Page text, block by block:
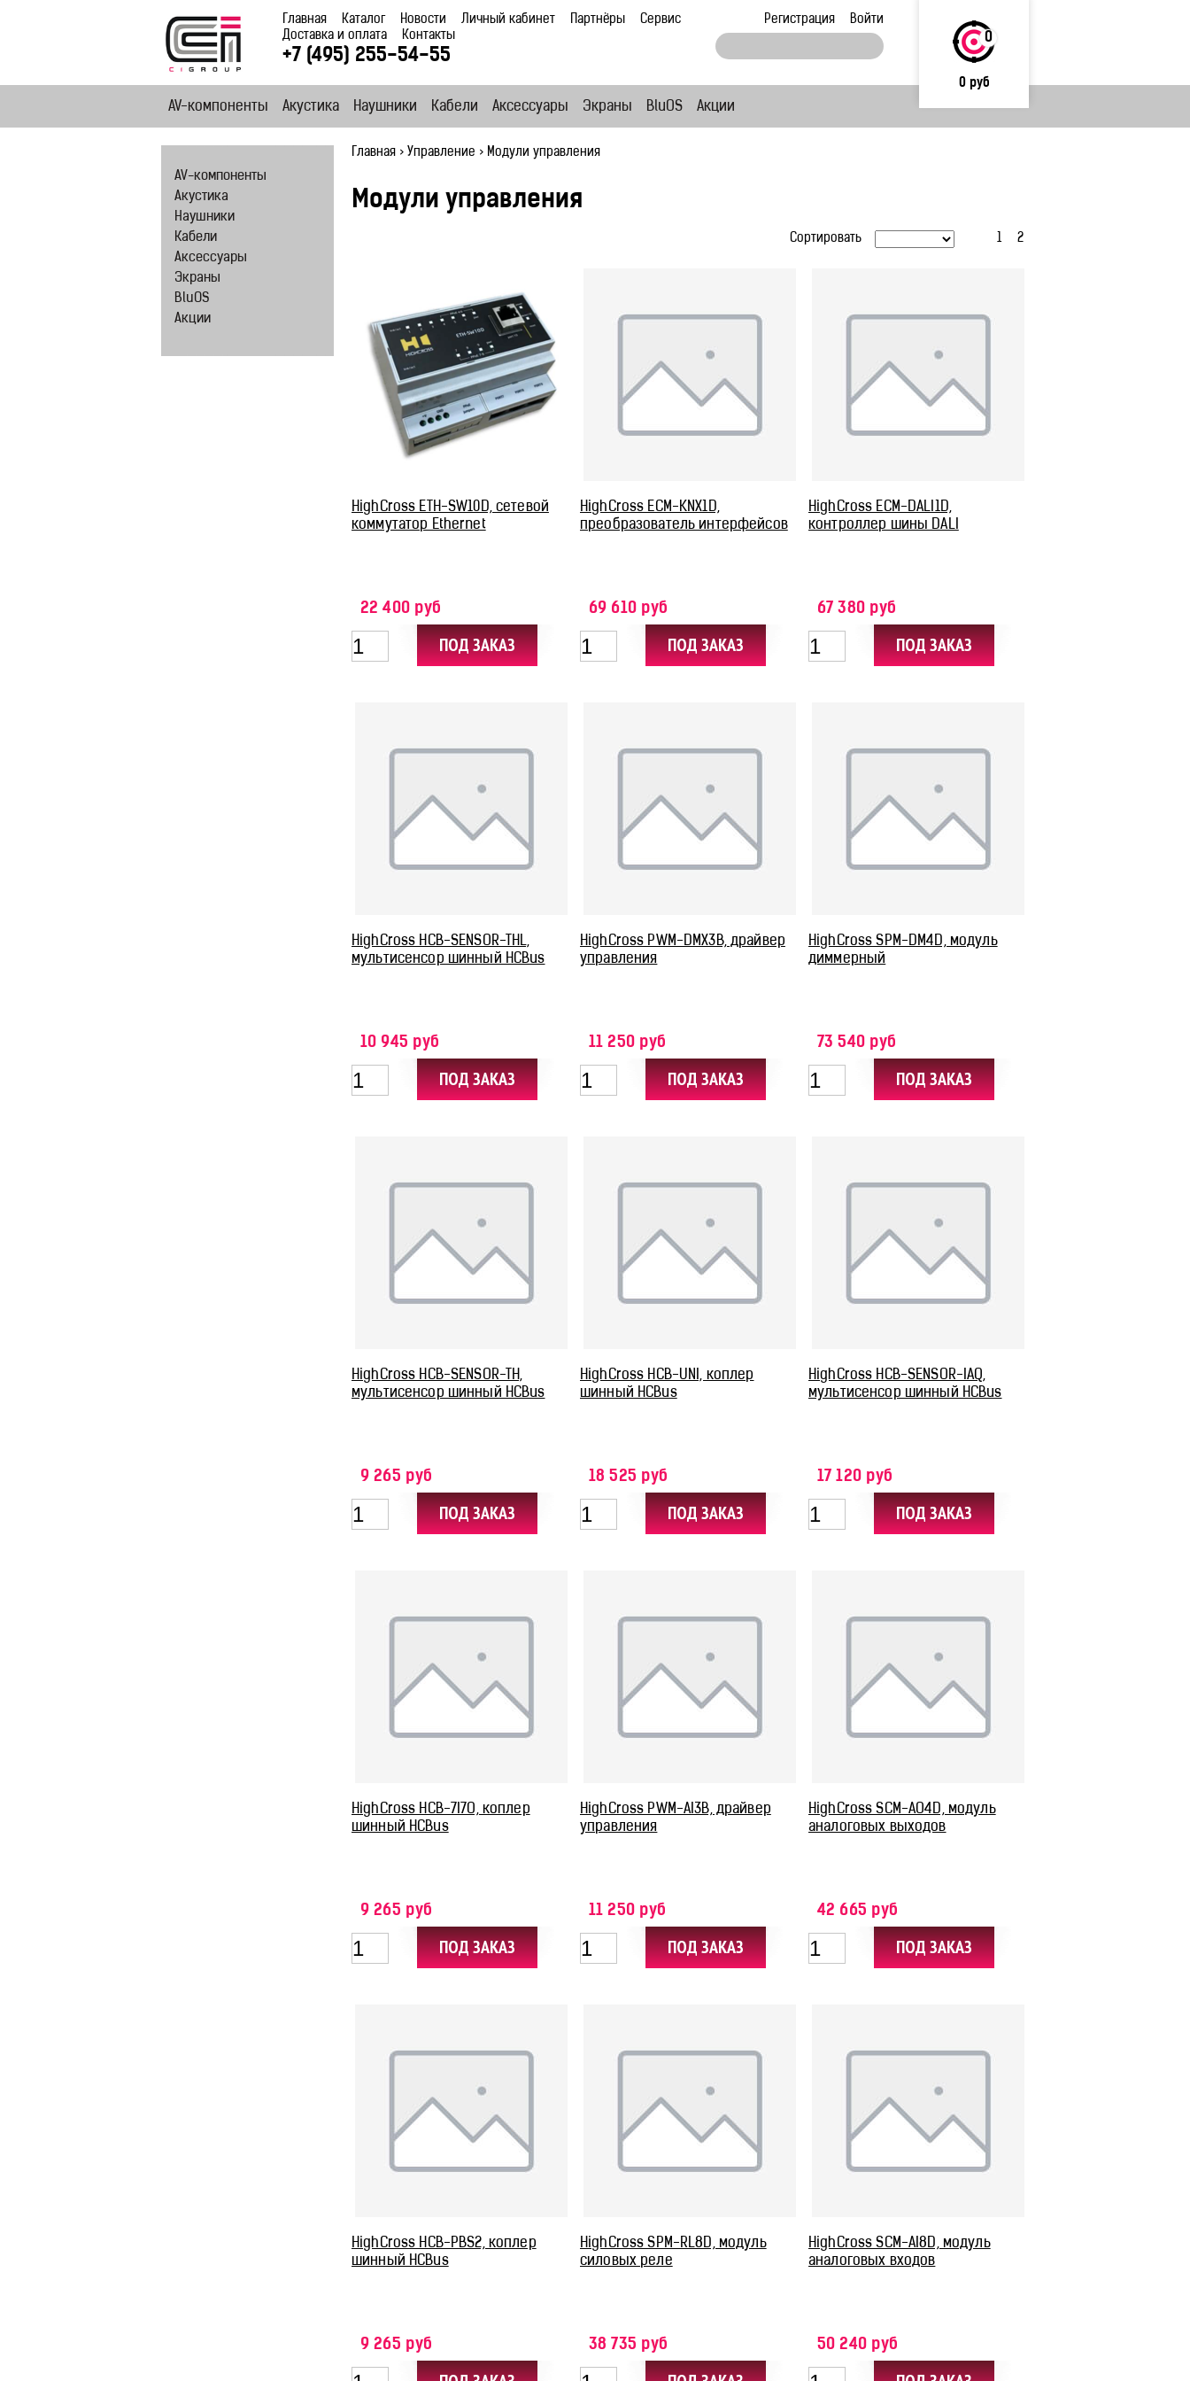
Главная Каталог Новости Личный кабинет Партнёры
Сервис
Доставка и оплата
Контакты
+7 (495) 255-54-55
0
0 руб
Регистрация Войти
AV-компоненты Акустика Наушники Кабели Аксессуары Экраны BluOS Акции
Главная > Управление > Модули управления
Модули управления
1 2
Сортировать
HighCross ETH-SW10D, сетевой
коммутатор Ethernet
22 400 руб
HighCross ECM-KNX1D,
преобразователь интерфейсов
69 610 руб
HighCross ECM-DALI1D,
контроллер шины DALI
67 380 руб
HighCross HCB-SENSOR-THL,
мультисенсор шинный HCBus
10 945 руб
HighCross PWM-DMX3B, драйвер
управления
11 250 руб
HighCross SPM-DM4D, модуль
диммерный
73 540 руб
HighCross HCB-SENSOR-TH,
мультисенсор шинный HCBus
9 265 руб
HighCross HCB-UNI, коплер
шинный HCBus
18 525 руб
HighCross HCB-SENSOR-IAQ,
мультисенсор шинный HCBus
17 120 руб
HighCross HCB-7I7O, коплер
шинный HCBus
9 265 руб
HighCross PWM-AI3B, драйвер
управления
11 250 руб
HighCross SСM-AO4D, модуль
аналоговых выходов
42 665 руб
HighCross HCB-PBS2, коплер
шинный HCBus
9 265 руб
HighCross SPM-RL8D, модуль
силовых реле
38 735 руб
HighCross SCM-AI8D, модуль
аналоговых входов
50 240 руб
AV-компоненты
Акустика
Наушники
Кабели
Аксессуары
Экраны
BluOS
Акции